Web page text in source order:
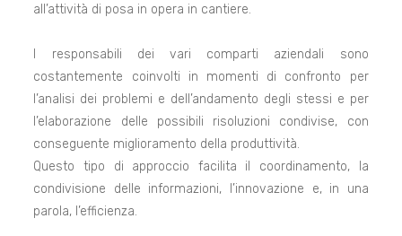
all’attività di posa in opera in cantiere.
I responsabili dei vari comparti aziendali sono
costantemente coinvolti in momenti di confronto per
l’analisi dei problemi e dell’andamento degli stessi e per
l’elaborazione delle possibili risoluzioni condivise, con
conseguente miglioramento della produttività.
Questo tipo di approccio facilita il coordinamento, la
condivisione delle informazioni, l’innovazione e, in una
parola, l’efficienza.